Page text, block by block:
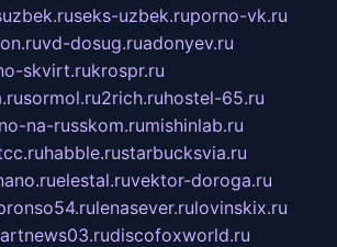
seks-uzbek.ruporno-vk.ru
vd-dosug.ruadonyev.ru
skvirt.rukrospr.ru
sormol.ru2rich.ruhostel-65.ru
na-russkom.rumishinlab.ru
habble.rustarbucksvia.ru
elestal.ruvektor-doroga.ru
lenasever.rulovinskix.ru
discofoxworld.ru